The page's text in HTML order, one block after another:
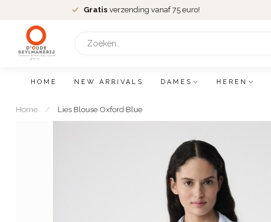
Gratis verzending vanaf 75 euro!
HOME NEW ARRIVALS DAMES HEREN
Home / Lies Blouse Oxford Blue